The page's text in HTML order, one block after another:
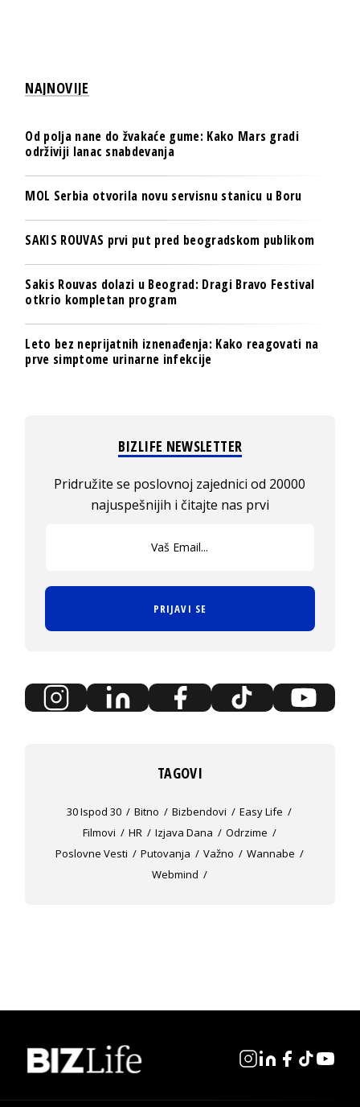
NAJNOVIJE
Od polja nane do žvakaće gume: Kako Mars gradi
održiviji lanac snabdevanja
MOL Serbia otvorila novu servisnu stanicu u Boru
SAKIS ROUVAS prvi put pred beogradskom publikom
Sakis Rouvas dolazi u Beograd: Dragi Bravo Festival
otkrio kompletan program
Leto bez neprijatnih iznenađenja: Kako reagovati na
prve simptome urinarne infekcije
BIZLIFE NEWSLETTER
Pridružite se poslovnoj zajednici od 20000
najuspešnijih i čitajte nas prvi
PRIJAVI SE
TAGOVI
30 Ispod 30 Bitno Bizbendovi
Easy Life
Filmovi
HR Izjava Dana
Odrzime
Poslovne Vesti
Putovanja Važno
Wannabe
Webmind